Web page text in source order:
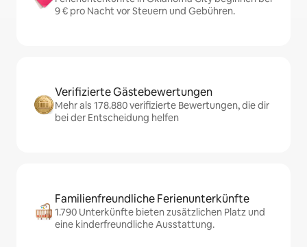
9 € pro Nacht vor Steuern und Gebühren.
Verifizierte Gästebewertungen
Mehr als 178.880 verifizierte Bewertungen, die dir
bei der Entscheidung helfen
Familienfreundliche Ferienunterkünfte
1.790 Unterkünfte bieten zusätzlichen Platz und
eine kinderfreundliche Ausstattung.